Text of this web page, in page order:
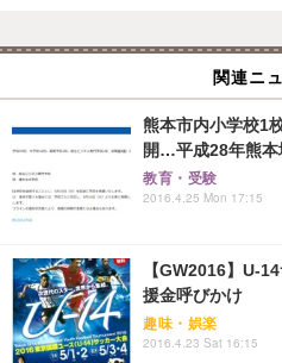
関連ニ
熊本市内小学校1
開…平成28年熊本
教育・受験
2016.4.25 Mon 17:15
【GW2016】U-
援金呼びかけ
趣味・娯楽
2016.4.23 Sat 16:15